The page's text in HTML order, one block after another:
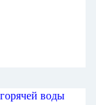
воды